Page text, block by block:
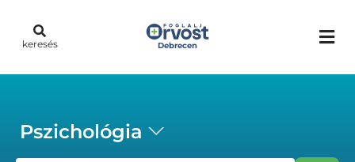
keresés Debrecen
Pszichológia